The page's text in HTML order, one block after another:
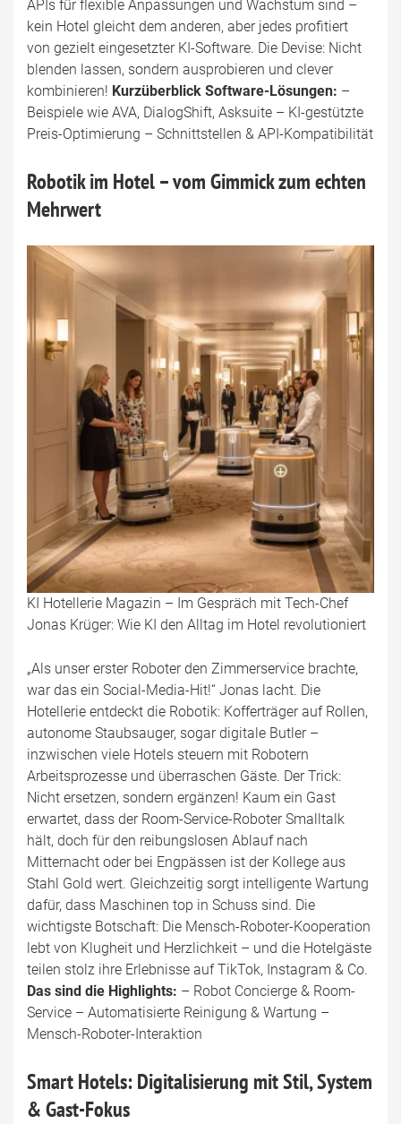
APIs für flexible Anpassungen und Wachstum sind –
kein Hotel gleicht dem anderen, aber jedes profitiert
von gezielt eingesetzter KI-Software. Die Devise: Nicht
blenden lassen, sondern ausprobieren und clever
kombinieren! Kurzüberblick Software-Lösungen: –
Beispiele wie AVA, DialogShift, Asksuite – KI-gestützte
Preis-Optimierung – Schnittstellen & API-Kompatibilität
Robotik im Hotel – vom Gimmick zum echten
Mehrwert
KI Hotellerie Magazin – Im Gespräch mit Tech-Chef
Jonas Krüger: Wie KI den Alltag im Hotel revolutioniert
„Als unser erster Roboter den Zimmerservice brachte,
war das ein Social-Media-Hit!“ Jonas lacht. Die
Hotellerie entdeckt die Robotik: Kofferträger auf Rollen,
autonome Staubsauger, sogar digitale Butler –
inzwischen viele Hotels steuern mit Robotern
Arbeitsprozesse und überraschen Gäste. Der Trick:
Nicht ersetzen, sondern ergänzen! Kaum ein Gast
erwartet, dass der Room-Service-Roboter Smalltalk
hält, doch für den reibungslosen Ablauf nach
Mitternacht oder bei Engpässen ist der Kollege aus
Stahl Gold wert. Gleichzeitig sorgt intelligente Wartung
dafür, dass Maschinen top in Schuss sind. Die
wichtigste Botschaft: Die Mensch-Roboter-Kooperation
lebt von Klugheit und Herzlichkeit – und die Hotelgäste
teilen stolz ihre Erlebnisse auf TikTok, Instagram & Co.
Das sind die Highlights: – Robot Concierge & Room-
Service – Automatisierte Reinigung & Wartung –
Mensch-Roboter-Interaktion
Smart Hotels: Digitalisierung mit Stil, System
& Gast-Fokus